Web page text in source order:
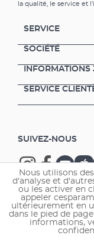
la qualité, le service et
SERVICE
SOCIÉTÉ
SERVICE
SUIVEZ-NOUS
Copyright © 2026
Nous utilisons
d'analyse et
ou les activer en
appeler
ultérieurement en
dans le pied de
informations,